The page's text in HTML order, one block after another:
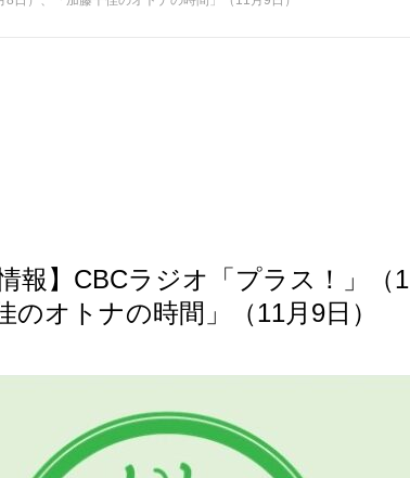
報】CBCラジオ「プラス！」（
のオトナの時間」（11月9日）